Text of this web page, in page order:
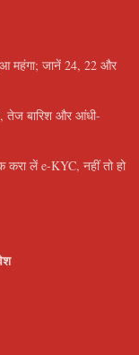
महंगा; जानें 24, 22 और
तेज बारिश और आंधी-
लें e-KYC, नहीं तो हो